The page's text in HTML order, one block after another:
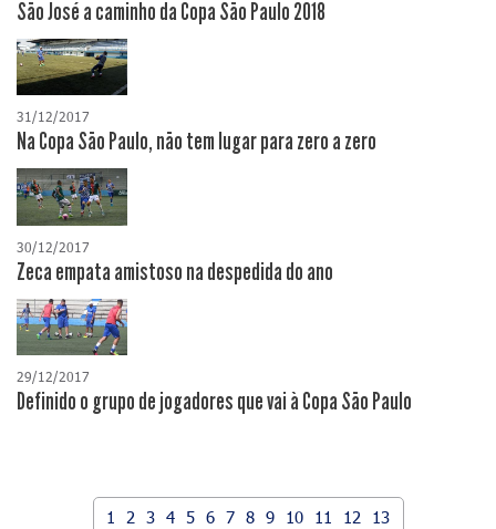
São José a caminho da Copa São Paulo 2018
31/12/2017
Na Copa São Paulo, não tem lugar para zero a zero
30/12/2017
Zeca empata amistoso na despedida do ano
29/12/2017
Definido o grupo de jogadores que vai à Copa São Paulo
1 2 3 4 5 6 7 8 9 10 11 12
13